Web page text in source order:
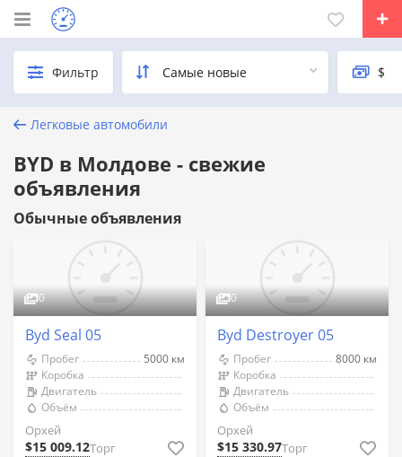
Фильтр
Легковые автомобили
BYD в Молдове - свежие
объявления
Обычные объявления
0
Byd Seal 05
Пробег
5000 км
Коробка
Двигатель
Объём
Орхей
$15 009.12Торг
0
Byd Destroyer 05
Пробег
8000 км
Коробка
Двигатель
Объём
Орхей
$15 330.97Торг